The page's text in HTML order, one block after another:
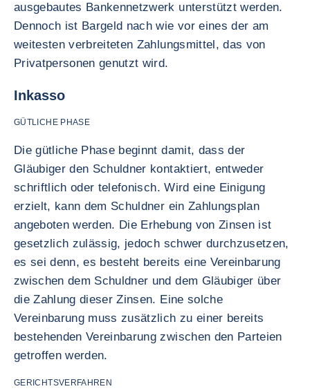
ausgebautes Bankennetzwerk unterstützt werden.
Dennoch ist Bargeld nach wie vor eines der am
weitesten verbreiteten Zahlungsmittel, das von
Privatpersonen genutzt wird.
Inkasso
GÜTLICHE PHASE
Die gütliche Phase beginnt damit, dass der
Gläubiger den Schuldner kontaktiert, entweder
schriftlich oder telefonisch. Wird eine Einigung
erzielt, kann dem Schuldner ein Zahlungsplan
angeboten werden. Die Erhebung von Zinsen ist
gesetzlich zulässig, jedoch schwer durchzusetzen,
es sei denn, es besteht bereits eine Vereinbarung
zwischen dem Schuldner und dem Gläubiger über
die Zahlung dieser Zinsen. Eine solche
Vereinbarung muss zusätzlich zu einer bereits
bestehenden Vereinbarung zwischen den Parteien
getroffen werden.
GERICHTSVERFAHREN